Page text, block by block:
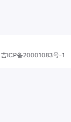
吉ICP备20001083号-1